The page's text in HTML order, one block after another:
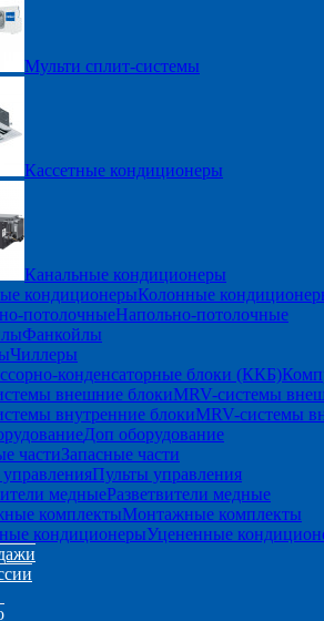
Мульти сплит-системы
Кассетные кондиционеры
Канальные кондиционеры
Колонные
Напольно-потолочные
Фанкойлы
Чиллеры
MRV-системы
MRV-системы
Доп оборудование
Запасные части
Пульты управления
Разветвители медные
Монтажные комплекты
Уцененные